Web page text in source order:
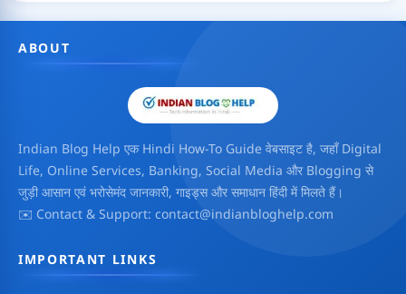
ABOUT
Indian Blog Help एक Hindi How-To Guide वेबसाइट है, जहाँ Digital
Life, Online Services, Banking, Social Media और Blogging से
जुड़ी आसान एवं भरोसेमंद जानकारी, गाइड्स और समाधान हिंदी में मिलते हैं।
✉️ Contact & Support: contact@indianbloghelp.com
IMPORTANT LINKS